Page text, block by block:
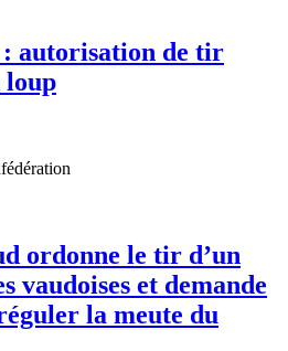
autorisation de tir
loup
ordonne le tir d’un
vaudoises et demande
la meute du